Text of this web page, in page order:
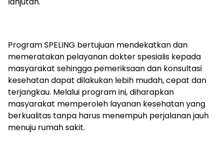
Program SPELING bertujuan mendekatkan dan
memeratakan pelayanan dokter spesialis kepada
masyarakat sehingga pemeriksaan dan konsultasi
kesehatan dapat dilakukan lebih mudah, cepat dan
terjangkau. Melalui program ini, diharapkan
masyarakat memperoleh layanan kesehatan yang
berkualitas tanpa harus menempuh perjalanan jauh
menuju rumah sakit.